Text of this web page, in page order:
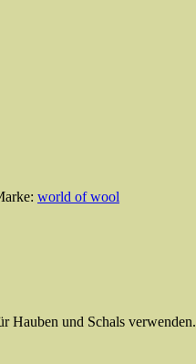
world of wool
Hauben und Schals verwenden.